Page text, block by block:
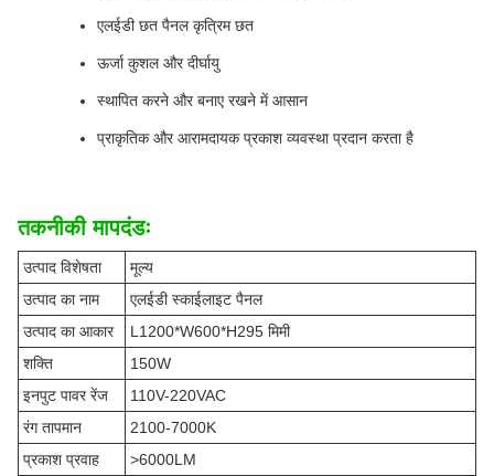
एलईडी छत पैनल कृत्रिम छत
ऊर्जा कुशल और दीर्घायु
स्थापित करने और बनाए रखने में आसान
प्राकृतिक और आरामदायक प्रकाश व्यवस्था प्रदान करता है
तकनीकी मापदंडः
उत्पाद विशेषता
मूल्य
उत्पाद का नाम
एलईडी स्काईलाइट पैनल
उत्पाद का आकार
L1200*W600*H295 मिमी
शक्ति
150W
इनपुट पावर रेंज
110V-220VAC
रंग तापमान
2100-7000K
प्रकाश प्रवाह
>6000LM